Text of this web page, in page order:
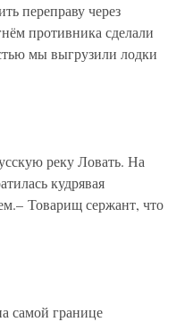
переправу через
противника сделали
мы выгрузили лодки
реку Ловать. На
кудрявая
Товарищ сержант, что
самой границе